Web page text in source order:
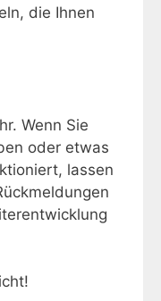
die Ihnen
Wenn Sie
oder etwas
lassen